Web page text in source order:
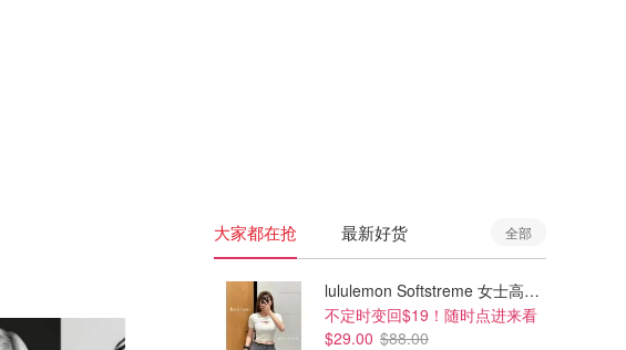
大家都在抢 最新好货 全部
lululemon Softstreme 女士高腰短裤 10cm
不定时变回$19！随时点进来看
$29.00 $88.00